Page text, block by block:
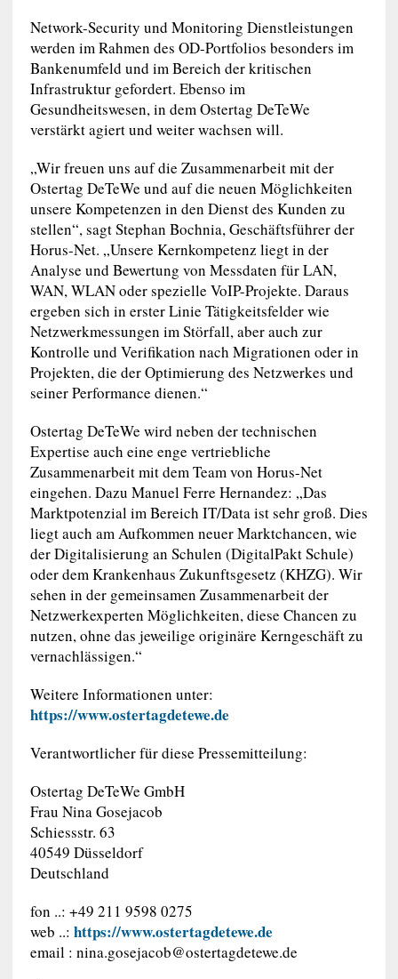
Network-Security und Monitoring Dienstleistungen
werden im Rahmen des OD-Portfolios besonders im
Bankenumfeld und im Bereich der kritischen
Infrastruktur gefordert. Ebenso im
Gesundheitswesen, in dem Ostertag DeTeWe
verstärkt agiert und weiter wachsen will.
„Wir freuen uns auf die Zusammenarbeit mit der
Ostertag DeTeWe und auf die neuen Möglichkeiten
unsere Kompetenzen in den Dienst des Kunden zu
stellen“, sagt Stephan Bochnia, Geschäftsführer der
Horus-Net. „Unsere Kernkompetenz liegt in der
Analyse und Bewertung von Messdaten für LAN,
WAN, WLAN oder spezielle VoIP-Projekte. Daraus
ergeben sich in erster Linie Tätigkeitsfelder wie
Netzwerkmessungen im Störfall, aber auch zur
Kontrolle und Verifikation nach Migrationen oder in
Projekten, die der Optimierung des Netzwerkes und
seiner Performance dienen.“
Ostertag DeTeWe wird neben der technischen
Expertise auch eine enge vertriebliche
Zusammenarbeit mit dem Team von Horus-Net
eingehen. Dazu Manuel Ferre Hernandez: „Das
Marktpotenzial im Bereich IT/Data ist sehr groß. Dies
liegt auch am Aufkommen neuer Marktchancen, wie
der Digitalisierung an Schulen (DigitalPakt Schule)
oder dem Krankenhaus Zukunftsgesetz (KHZG). Wir
sehen in der gemeinsamen Zusammenarbeit der
Netzwerkexperten Möglichkeiten, diese Chancen zu
nutzen, ohne das jeweilige originäre Kerngeschäft zu
vernachlässigen.“
Weitere Informationen unter:
https://www.ostertagdetewe.de
Verantwortlicher für diese Pressemitteilung:
Ostertag DeTeWe GmbH
Frau Nina Gosejacob
Schiessstr. 63
40549 Düsseldorf
Deutschland
fon ..: +49 211 9598 0275
web ..: https://www.ostertagdetewe.de
email : nina.gosejacob@ostertagdetewe.de